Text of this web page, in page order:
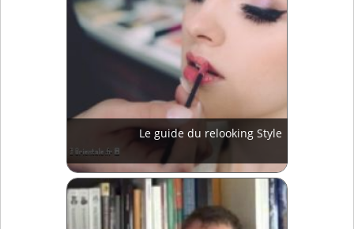
Le guide du relooking Style